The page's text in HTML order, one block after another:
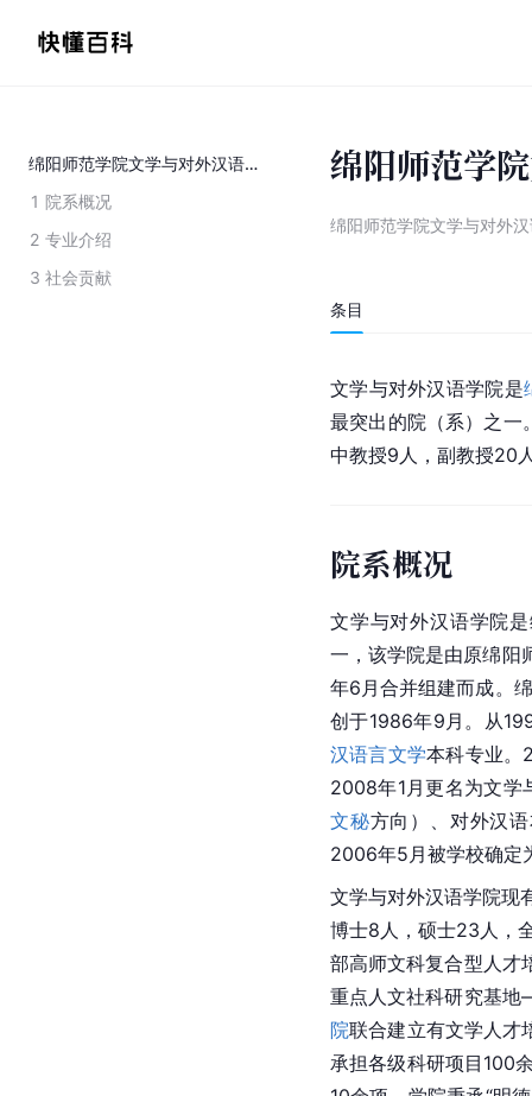
绵阳师范学院文学与对外汉语学院
1 院系概况
2 专业介绍
3 社会贡献
绵阳师范学
绵阳师范学院文学与对外
条目
文学与对外汉语学院是
最突出的院（系）之一
中教授9人，副教授20
院系概况
文学与对外汉语学院
一，该学院是由原绵阳
年6月合并组建而成。
创于1986年9月。从
汉语言文学本科专业。
2008年1月更名为文学
文秘方向）、对外汉
2006年5月被学校确定
文学与对外汉语学院现
博士8人，硕士23人，
部高师文科复合型人才
重点人文社科研究基
院联合建立有文学人才
承担各级科研项目100